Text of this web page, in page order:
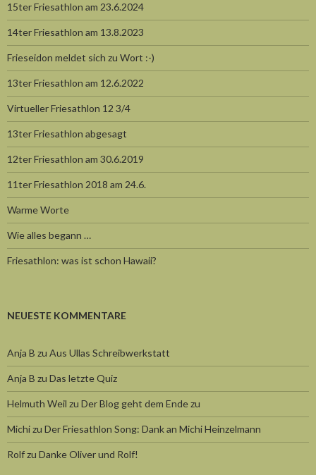
15ter Friesathlon am 23.6.2024
14ter Friesathlon am 13.8.2023
Frieseidon meldet sich zu Wort :-)
13ter Friesathlon am 12.6.2022
Virtueller Friesathlon 12 3/4
13ter Friesathlon abgesagt
12ter Friesathlon am 30.6.2019
11ter Friesathlon 2018 am 24.6.
Warme Worte
Wie alles begann …
Friesathlon: was ist schon Hawaii?
NEUESTE KOMMENTARE
Anja B zu Aus Ullas Schreibwerkstatt
Anja B zu Das letzte Quiz
Helmuth Weil zu Der Blog geht dem Ende zu
Michizu Der Friesathlon Song: Dank an Michi Heinzelmann
Rolfzu Danke Oliver und Rolf!